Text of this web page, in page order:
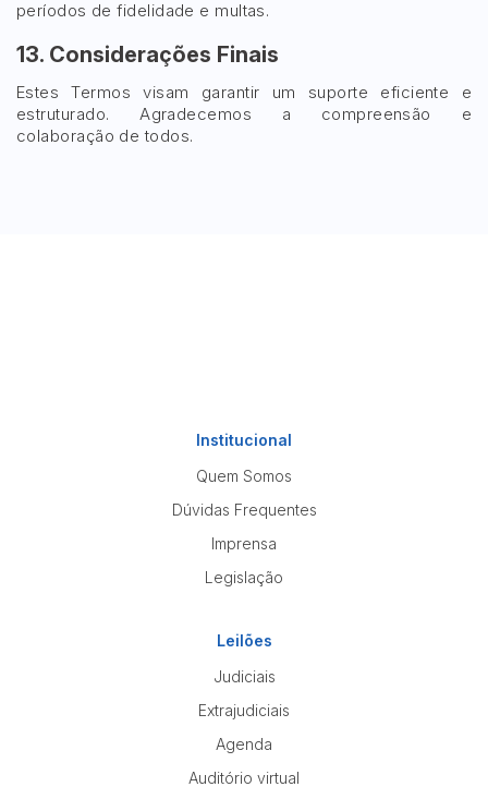
períodos de fidelidade e multas.
13. Considerações Finais
Estes Termos visam garantir um suporte eficiente e
estruturado. Agradecemos a compreensão e
colaboração de todos.
Institucional
Quem Somos
Dúvidas Frequentes
Imprensa
Legislação
Leilões
Judiciais
Extrajudiciais
Agenda
Auditório virtual